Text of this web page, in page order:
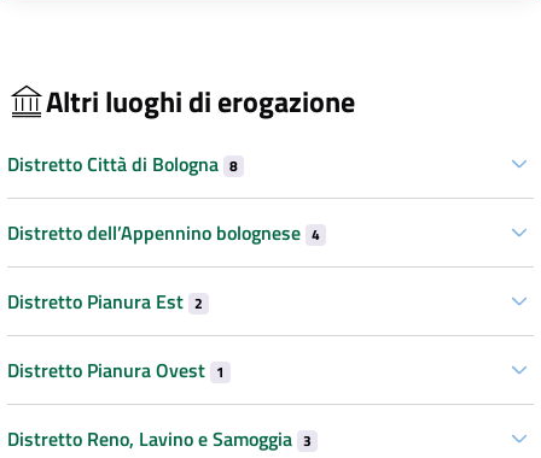
Altri luoghi di erogazione
Distretto Città di Bologna 8
Distretto dell’Appennino bolognese 4
Distretto Pianura Est 2
Distretto Pianura Ovest 1
Distretto Reno, Lavino e Samoggia 3